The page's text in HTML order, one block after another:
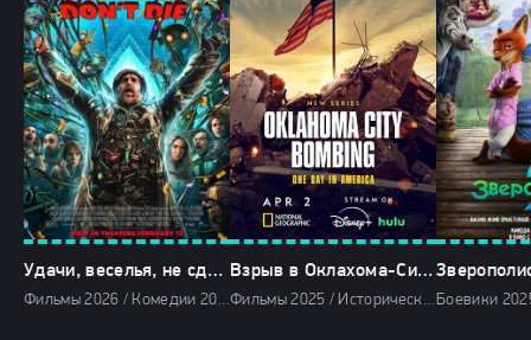
Удачи, веселья, не сдохни (2026)
Фильмы 2026 / Комедии 2026 / Фантастические фильмы 2026 / Зарубежные фильмы 2026 / Фильмы февраля 2026 / Последние фильмы 2026 / Новинки кино 2026 / Популярные фильмы / Смотреть фильмы онлайн
Взрыв в Оклахома-Сити: Один день в истории Америки (2025)
Фильмы 2025 / Исторические фильмы 2025 / Сериалы 2025 / Сериалы весны 2025 / Новинки сериалов 2025 / Смотреть фильмы онлайн